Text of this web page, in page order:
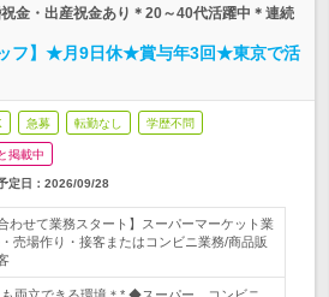
金・出産祝金あり＊20～40代活躍中＊連続
フ】★月9日休★賞与年3回★東京で活
急募 転勤なし 学歴不問
掲載中
定日： 2026/09/28
わせて業務スタート】スーパーマーケット業
売場作り・接客またはコンビニ業務/商品販
両立できる環境＊* ◆スーパー、コンビニ、